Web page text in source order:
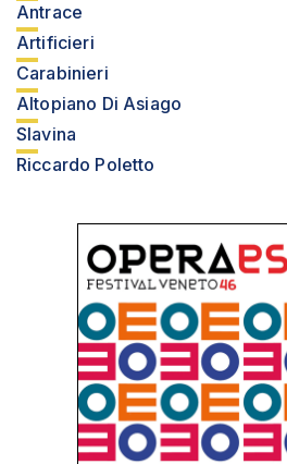
Antrace
Artificieri
Carabinieri
Altopiano Di Asiago
Slavina
Riccardo Poletto